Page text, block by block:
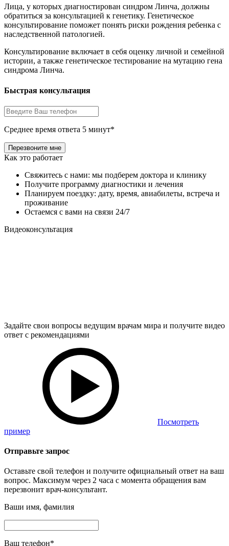
Лица, у которых диагностирован синдром Линча, должны
обратиться за консультацией к генетику. Генетическое
консультирование поможет понять риски рождения ребенка с
наследственной патологией.
Консультирование включает в себя оценку личной и семейной
истории, а также генетическое тестирование на мутацию гена
синдрома Линча.
Быстрая консультация
Среднее время ответа 5 минут*
Как это работает
Свяжитесь с нами: мы подберем доктора и клинику
Получите программу диагностики и лечения
Планируем поездку: дату, время, авиабилеты, встреча и
проживание
Остаемся с вами на связи 24/7
Видеоконсультация
Задайте свои вопросы ведущим врачам мира и получите видео
ответ с рекомендациями
Посмотреть
пример
Отправьте запрос
Оставьте свой телефон и получите официальный ответ на ваш
вопрос. Максимум через 2 часа с момента обращения вам
перезвонит врач-консультант.
Ваши имя, фамилия
Ваш телефон*